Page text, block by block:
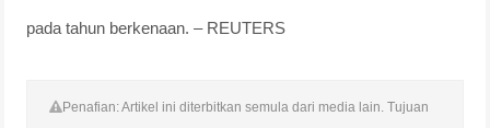
pada tahun berkenaan. – REUTERS
Penafian: Artikel ini diterbitkan semula dari media lain. Tujuan